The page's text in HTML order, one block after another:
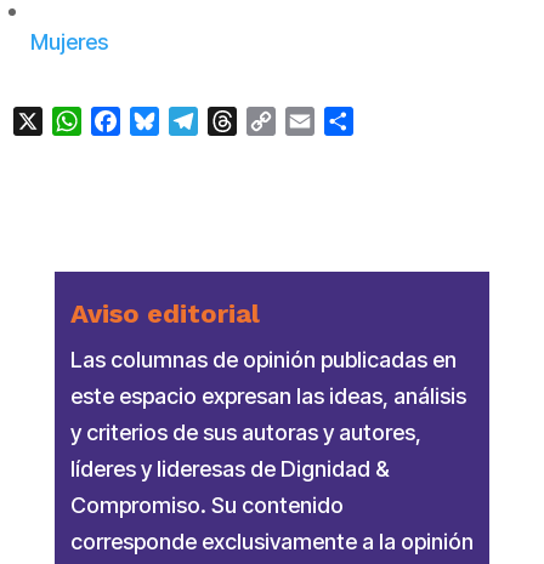
Mujeres
WhatsApp
FacebookBlueskyTelegramThreads
Copy Email
Aviso editorial
Las columnas de opinión publicadas en
este espacio expresan las ideas, análisis
y criterios de sus autoras y autores,
líderes y lideresas de Dignidad &
Compromiso. Su contenido
corresponde exclusivamente a la opinión